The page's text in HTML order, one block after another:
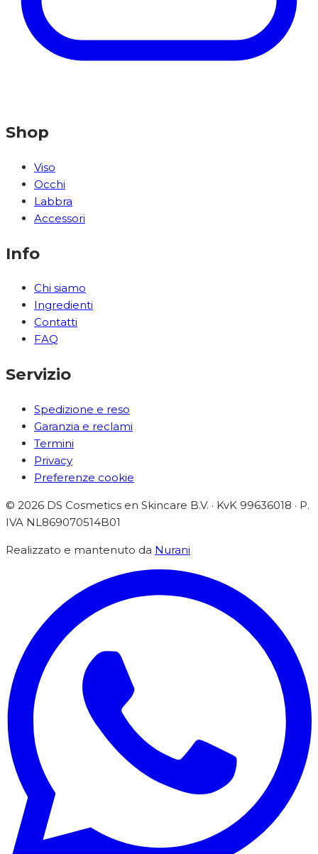
Shop
Viso
Occhi
Labbra
Accessori
Info
Chi siamo
Ingredienti
Contatti
FAQ
Servizio
Spedizione e reso
Garanzia e reclami
Termini
Privacy
Preferenze cookie
© 2026 DS Cosmetics en Skincare B.V. · KvK 99636018 · P.
IVA NL869070514B01
Realizzato e mantenuto da Nurani